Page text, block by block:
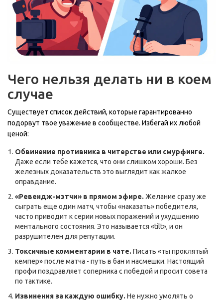
Чего нельзя делать ни в коем
случае
Существует список действий, которые гарантированно
подорвут твое уважение в сообществе. Избегай их любой
ценой:
Обвинение противника в читерстве или смурфинге.
Даже если тебе кажется, что они слишком хороши. Без
железных доказательств это выглядит как жалкое
оправдание.
«Ревендж-мэтчи» в прямом эфире. Желание сразу же
сыграть еще один матч, чтобы «наказать» победителя,
часто приводит к серии новых поражений и ухудшению
ментального состояния. Это называется «tilt», и он
разрушителен для репутации.
Токсичные комментарии в чате. Писать «ты проклятый
кемпер» после матча - путь в бан и насмешки. Настоящий
профи поздравляет соперника с победой и просит совета
по тактике.
Извинения за каждую ошибку. Не нужно умолять о